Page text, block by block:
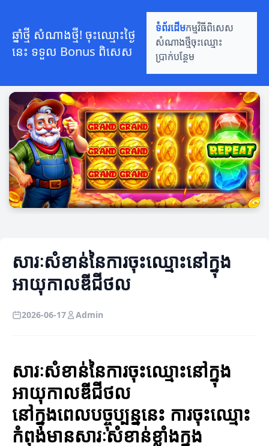
ឆ្នាំថ្មី សំណាងថ្មី! ចុះឈ្មោះថ្ងៃ
នេះ ទទួល Bonus ពិសេស
ទំព័រដើមកម្មវិធីពិសេស
សំណាងថ្មីចុះឈ្មោះ
ប្រាក់បន្ថែម
សារៈសំខាន់នៃការចុះឈ្មោះនៅក្នុង
អាយុកាលឌីជីថល
2026-06-17 Admin
សារៈសំខាន់នៃការចុះឈ្មោះនៅក្នុង
អាយុកាលឌីជីថល
នៅក្នុងពេលបច្ចុប្បន្ននេះ ការចុះឈ្មោះ
កំពុងមានសារៈសំខាន់ខ្លាំងក្នុង